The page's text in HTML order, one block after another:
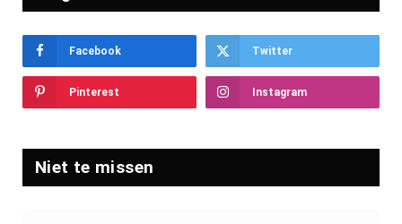
Facebook Twitter
Pinterest Instagram
Niet te missen